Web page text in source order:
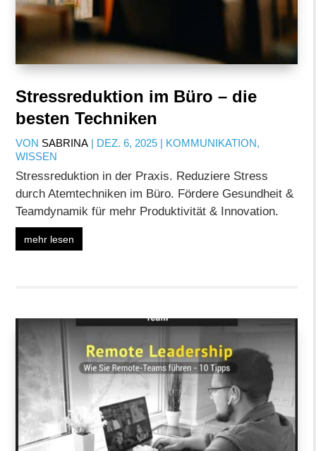
Stressreduktion im Büro – die
besten Techniken
VON SABRINA | DEZ. 6, 2025 | KOMMUNIKATION,
WISSEN
Stressreduktion in der Praxis. Reduziere Stress
durch Atemtechniken im Büro. Fördere Gesundheit &
Teamdynamik für mehr Produktivität & Innovation.
mehr lesen